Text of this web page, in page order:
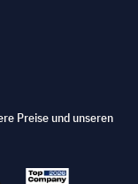
Preise und unseren